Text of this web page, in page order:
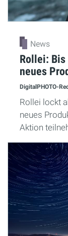
News
Rollei: Bis
neues
DigitalPHOTO-
Rollei lockt
neues
Aktion